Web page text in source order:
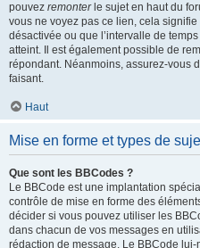
pouvez remonterle sujet en haut du
vous ne voyez pas ce lien, cela
désactivée ou que l’intervalle de
atteint. Il est également possible de
répondant. Néanmoins, assurez-vous
faisant.
Haut
Mise en forme et types de
Que sont les BBCodes ?
Le BBCode est une implantation
contrôle de mise en forme des
décider si vous pouvez utiliser les
dans chacun de vos messages en
rédaction de message. Le BBCode